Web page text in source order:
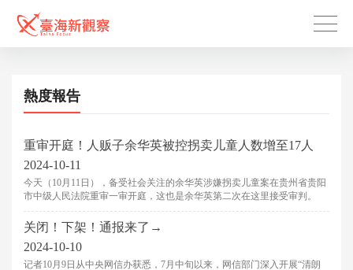
熱度報告
重审开庭！人贩子余华英被控拐卖儿童人数增至17人
2024-10-11
今天（10月11日），备受社会关注的余华英涉嫌拐卖儿童案在贵州省贵阳
市中级人民法院重审一审开庭，这也是余华英第二次在这里接受审判。
关闭！下架！通报来了→
2024-10-10
记者10月9日从中央网信办获悉，7月中旬以来，网信部门深入开展“清朗